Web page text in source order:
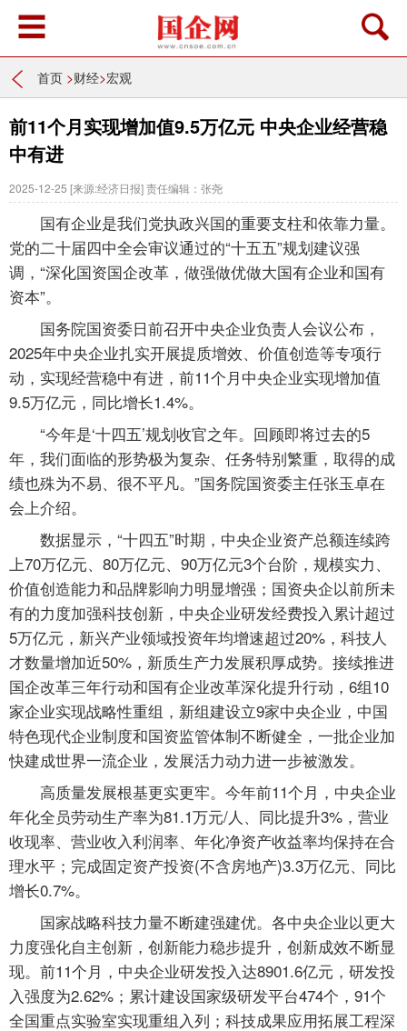
首页 >财经>宏观
前11个月实现增加值9.5万亿元 中央企业经营稳
中有进
2025-12-25 [来源:经济日报]责任编辑：张尧
国有企业是我们党执政兴国的重要支柱和依靠力量。
党的二十届四中全会审议通过的“十五五”规划建议强
调，“深化国资国企改革，做强做优做大国有企业和国有
资本”。
国务院国资委日前召开中央企业负责人会议公布，
2025年中央企业扎实开展提质增效、价值创造等专项行
动，实现经营稳中有进，前11个月中央企业实现增加值
9.5万亿元，同比增长1.4%。
“今年是‘十四五’规划收官之年。回顾即将过去的5
年，我们面临的形势极为复杂、任务特别繁重，取得的成
绩也殊为不易、很不平凡。”国务院国资委主任张玉卓在
会上介绍。
数据显示，“十四五”时期，中央企业资产总额连续跨
上70万亿元、80万亿元、90万亿元3个台阶，规模实力、
价值创造能力和品牌影响力明显增强；国资央企以前所未
有的力度加强科技创新，中央企业研发经费投入累计超过
5万亿元，新兴产业领域投资年均增速超过20%，科技人
才数量增加近50%，新质生产力发展积厚成势。接续推进
国企改革三年行动和国有企业改革深化提升行动，6组10
家企业实现战略性重组，新组建设立9家中央企业，中国
特色现代企业制度和国资监管体制不断健全，一批企业加
快建成世界一流企业，发展活力动力进一步被激发。
高质量发展根基更实更牢。今年前11个月，中央企业
年化全员劳动生产率为81.1万元/人、同比提升3%，营业
收现率、营业收入利润率、年化净资产收益率均保持在合
理水平；完成固定资产投资(不含房地产)3.3万亿元、同比
增长0.7%。
国家战略科技力量不断建强建优。各中央企业以更大
力度强化自主创新，创新能力稳步提升，创新成效不断显
现。前11个月，中央企业研发投入达8901.6亿元，研发投
入强度为2.62%；累计建设国家级研发平台474个，91个
全国重点实验室实现重组入列；科技成果应用拓展工程深